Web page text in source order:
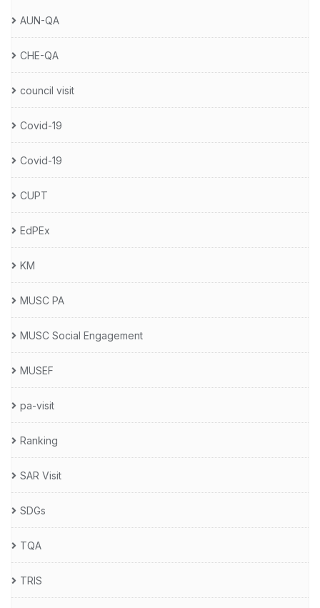
AUN-QA
CHE-QA
council visit
Covid-19
Covid-19
CUPT
EdPEx
KM
MUSC PA
MUSC Social Engagement
MUSEF
pa-visit
Ranking
SAR Visit
SDGs
TQA
TRIS